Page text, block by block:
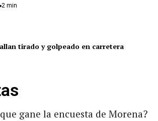
2 min
tirado y golpeado en carretera
por presuntamente golpear a
2 min gane la encuesta de Morena?